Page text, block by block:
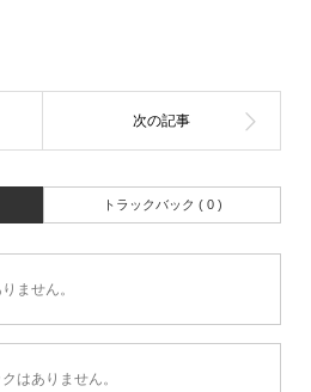
トラックバック ( 0 )
ません。
はありません。